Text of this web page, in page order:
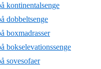
kontinentalsenge
dobbeltsenge
boxmadrasser
bokselevationssenge
sovesofaer